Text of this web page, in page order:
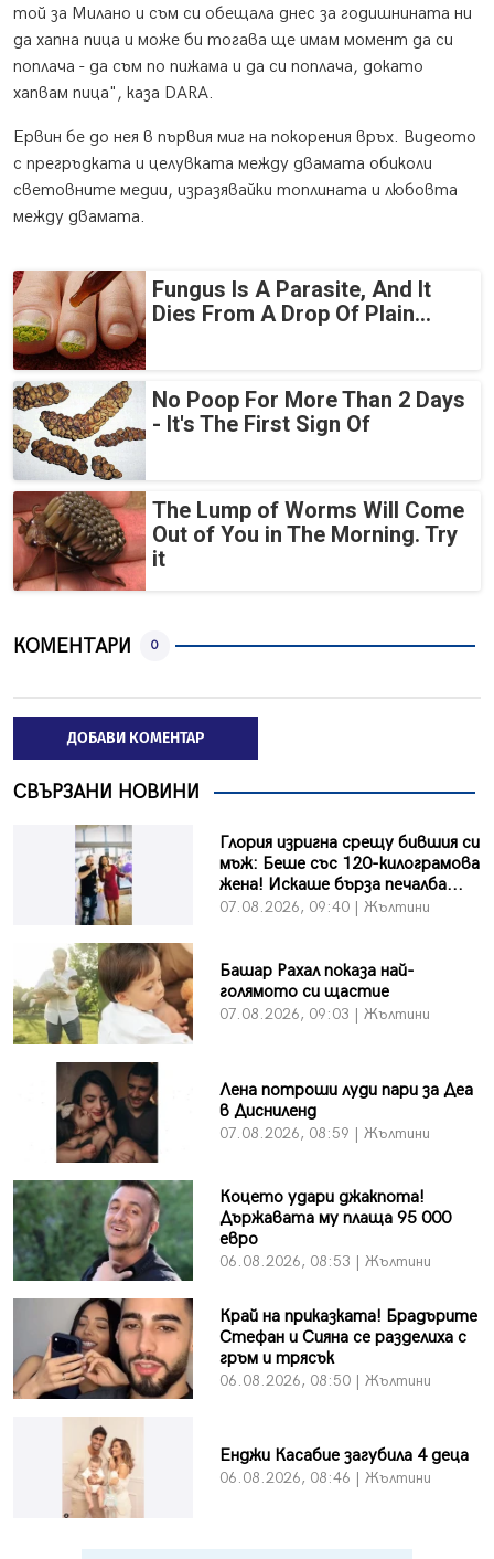
той за Милано и съм си обещала днес за годишнината ни
да хапна пица и може би тогава ще имам момент да си
поплача - да съм по пижама и да си поплача, докато
хапвам пица", каза DARA.
Ервин бе до нея в първия миг на покорения връх. Видеото
с прегръдката и целувката между двамата обиколи
световните медии, изразявайки топлината и любовта
между двамата.
Fungus Is A Parasite, And It
Dies From A Drop Of Plain...
No Poop For More Than 2 Days
- It's The First Sign Of
The Lump of Worms Will Come
Out of You in The Morning. Try
it
КОМЕНТАРИ 0
ДОБАВИ КОМЕНТАР
СВЪРЗАНИ НОВИНИ
Глория изригна срещу бившия си
мъж: Беше със 120-килограмова
жена! Искаше бърза печалба...
07.08.2026, 09:40 | Жълтини
Башар Рахал показа най-
голямото си щастие
07.08.2026, 09:03 | Жълтини
Лена потроши луди пари за Деа
в Дисниленд
07.08.2026, 08:59 | Жълтини
Коцето удари джакпота!
Държавата му плаща 95 000
евро
06.08.2026, 08:53 | Жълтини
Край на приказката! Брадърите
Стефан и Сияна се разделиха с
гръм и трясък
06.08.2026, 08:50 | Жълтини
Енджи Касабие загубила 4 деца
06.08.2026, 08:46 | Жълтини